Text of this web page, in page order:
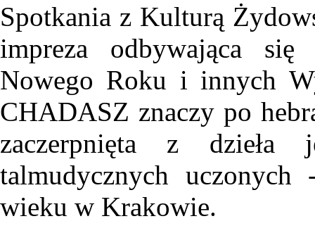
Spotkania z Kulturą
impreza odbywająca
Nowego Roku i innych
CHADASZ znaczy po
zaczerpnięta z
talmudycznych
wieku w Krakowie.